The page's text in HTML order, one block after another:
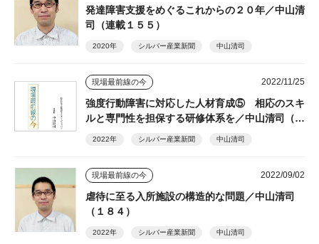
発達障害支援をめぐるこれからの２０年／中山清
司（連載１５５）
2020年 シルバー産業新聞 中山清司
現場最前線の今 2022/11/25
強度行動障害に対応した人材育成⑤ 相応のスキ
ルと専門性を担保する研修体系を／中山清司（１
2022年 シルバー産業新聞 中山清司
現場最前線の今 2022/09/02
虐待に至る入所施設の構造的な問題／中山清司
（１８４）
2022年 シルバー産業新聞 中山清司